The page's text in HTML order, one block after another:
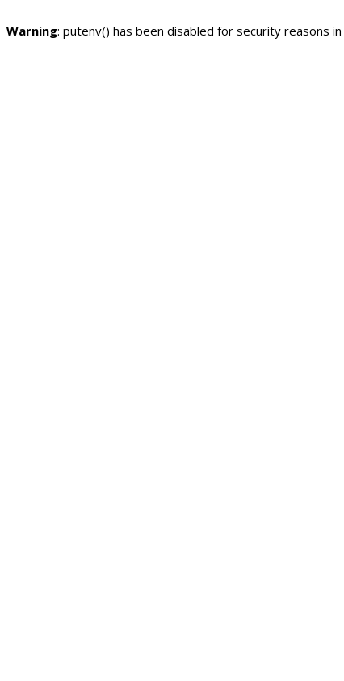
Warning: putenv() has been disabled for security reasons in